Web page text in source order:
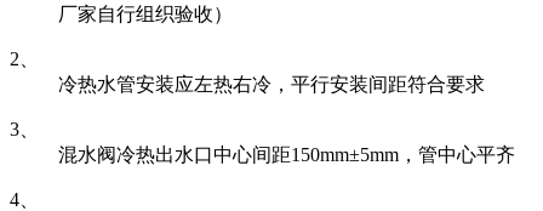
厂家自行组织验收）
2、
冷热水管安装应左热右冷，平行安装间距符合要求
3、
混水阀冷热出水口中心间距150mm±5mm，管中心平齐
4、